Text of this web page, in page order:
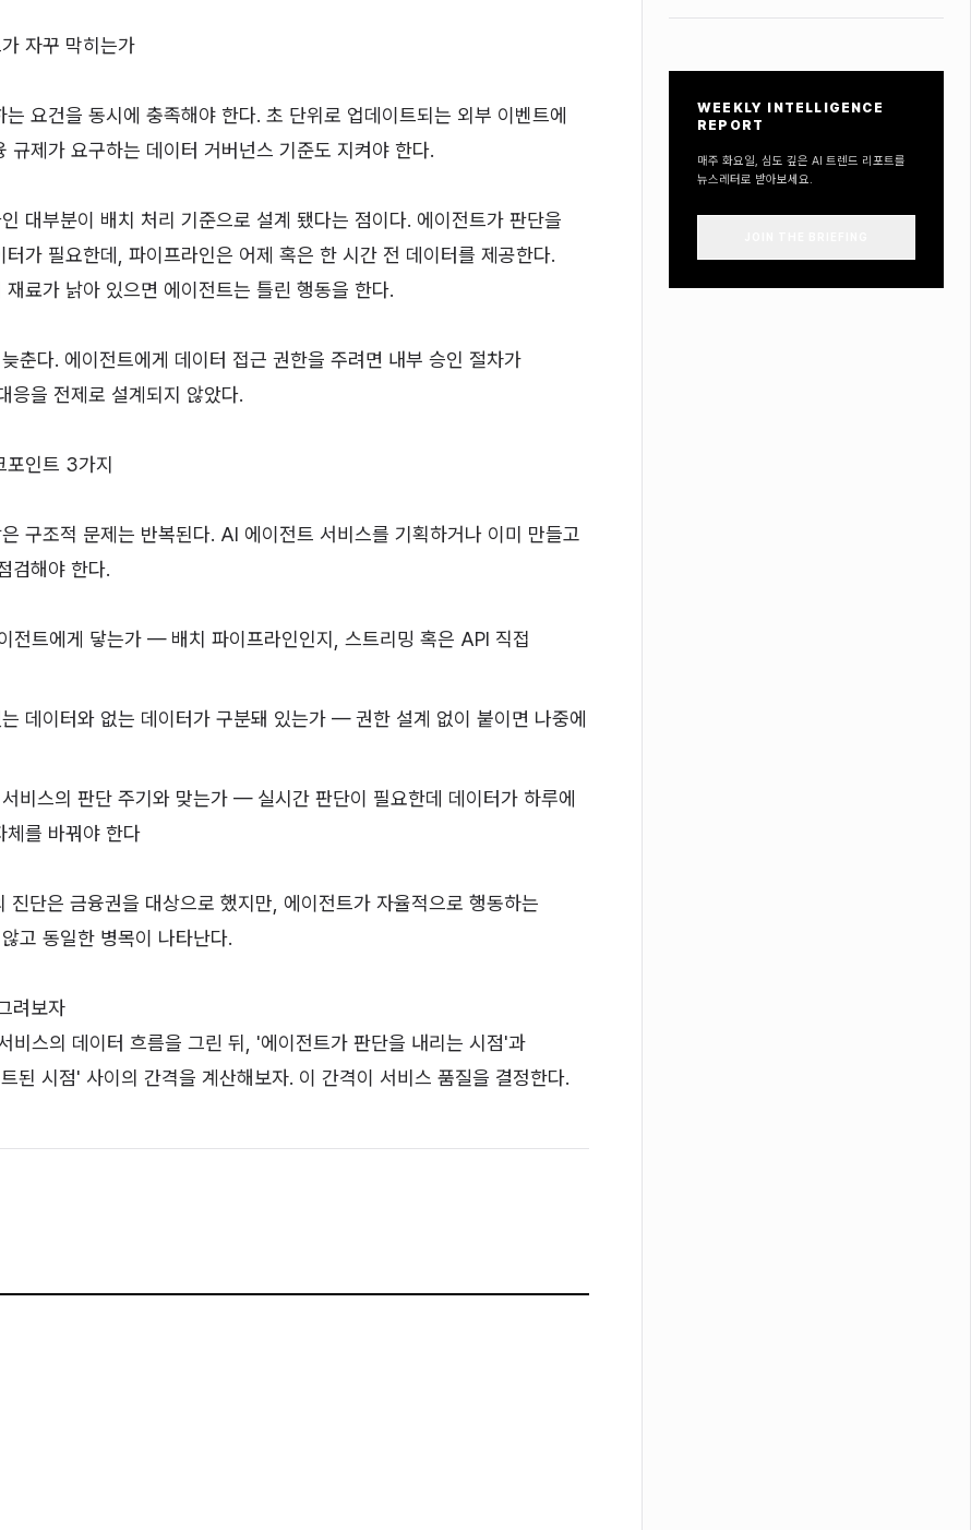
자꾸 막히는가
요건을 동시에 충족해야 한다. 초 단위로 업데이트되는 외부 이벤트에
규제가 요구하는 데이터 거버넌스 기준도 지켜야 한다.
대부분이 배치 처리 기준으로 설계 됐다는 점이다. 에이전트가 판단을
가 필요한데, 파이프라인은 어제 혹은 한 시간 전 데이터를 제공한다.
료가 낡아 있으면 에이전트는 틀린 행동을 한다.
춘다. 에이전트에게 데이터 접근 권한을 주려면 내부 승인 절차가
응을 전제로 설계되지 않았다.
포인트 3가지
구조적 문제는 반복된다. AI 에이전트 서비스를 기획하거나 이미 만들고
검해야 한다.
전트에게 닿는가 — 배치 파이프라인인지, 스트리밍 혹은 API 직접
데이터와 없는 데이터가 구분돼 있는가 — 권한 설계 없이 붙이면 나중에
비스의 판단 주기와 맞는가 — 실시간 판단이 필요한데 데이터가 하루에
체를 바꿔야 한다
단은 금융권을 대상으로 했지만, 에이전트가 자율적으로 행동하는
고 동일한 병목이 나타난다.
려보자
비스의 데이터 흐름을 그린 뒤, '에이전트가 판단을 내리는 시점'과
된 시점' 사이의 간격을 계산해보자. 이 간격이 서비스 품질을 결정한다.
WEEKLY INTELLIGENCE
REPORT
매주 화요일, 심도 깊은 AI 트렌드 리포트를
뉴스레터로 받아보세요.